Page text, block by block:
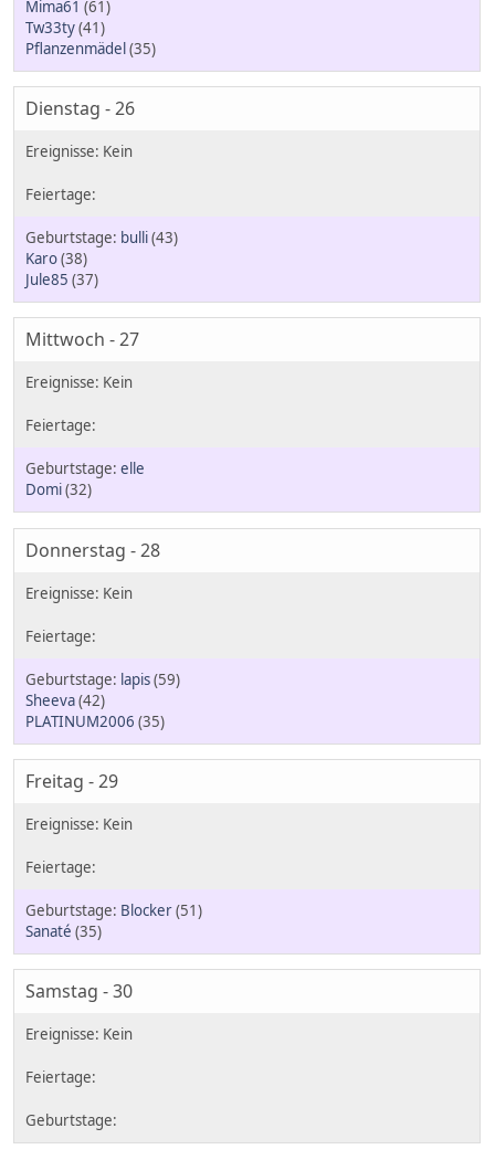
Mima61 (61)
Tw33ty(41)
Pflanzenmädel(35)
Dienstag - 26
bulli(43)
Karo(38)
Jule85 (37)
Mittwoch - 27
elle
Domi(32)
Donnerstag - 28
lapis(59)
Sheeva(42)
PLATINUM2006 (35)
Freitag - 29
Blocker(51)
Sanaté (35)
Samstag - 30